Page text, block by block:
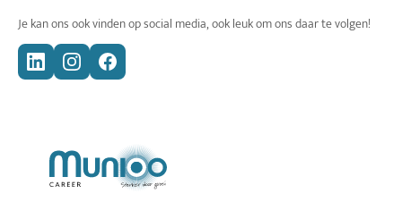
Je kan ons ook vinden op social media, ook leuk om ons daar te volgen!